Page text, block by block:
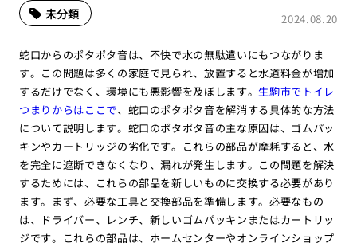
2024.08.20
未分類
蛇口からのポタポタ音は、不快で水の無駄遣いにもつながりま
す。この問題は多くの家庭で見られ、放置すると水道料金が増加
するだけでなく、環境にも悪影響を及ぼします。 生駒市でトイレ
つまりからはここで、蛇口のポタポタ音を解消する具体的な方法
について説明します。蛇口のポタポタ音の主な原因は、ゴムパッ
キンやカートリッジの劣化です。これらの部品が摩耗すると、水
を完全に遮断できなくなり、漏れが発生します。この問題を解決
するためには、これらの部品を新しいものに交換する必要があり
ます。まず、必要な工具と交換部品を準備します。必要なもの
は、ドライバー、レンチ、新しいゴムパッキンまたはカートリッ
ジです。これらの部品は、ホームセンターやオンラインショップ